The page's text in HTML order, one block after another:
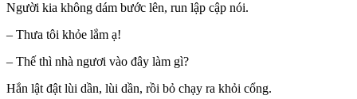
Người kia không dám bước lên, run lập cập nói.
– Thưa tôi khỏe lắm ạ!
– Thế thì nhà ngươi vào đây làm gì?
Hắn lật đật lùi dần, lùi dần, rồi bỏ chạy ra khỏi cổng.